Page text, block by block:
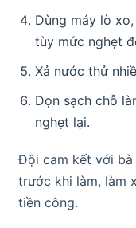
Dùng máy lò
tùy mức nghẹt
Xả nước thử
Dọn sạch chỗ
nghẹt lại.
Đội cam kết với bà
trước khi làm, làm
tiền công.